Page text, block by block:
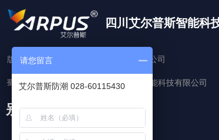
别墅地下室防潮专家
四川艾尔普斯智能科
版权所有： 四川艾尔普斯智能科技有限公司
蜀ICP备18039350号-1四川艾尔普斯智能科技有限公司
请您留言
艾尔普斯防潮 028-60115430